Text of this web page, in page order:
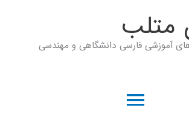
متلب
آموزشی فارسی دانشگاهی و مهندسی
فهرست